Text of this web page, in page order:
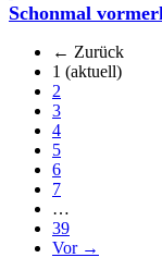
Schonmal
← Zurück
1 (aktuell)
2
3
4
5
6
7
…
39
Vor →